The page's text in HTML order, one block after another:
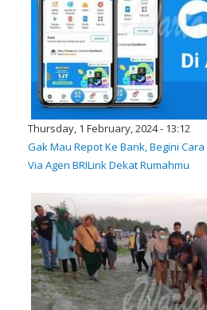
Thursday, 1 February, 2024 - 13:12
Gak Mau Repot Ke Bank, Begini
Via Agen BRILink Dekat Rumahmu